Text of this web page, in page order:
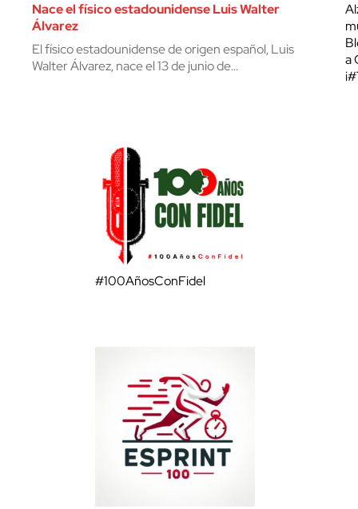
Nace el físico estadounidense Luis Walter
Álvarez
El físico estadounidense de origen español, Luis
Walter Álvarez, nace el 13 de junio de…
a
#100AñosConFidel